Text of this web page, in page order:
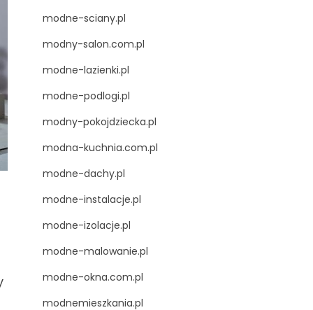
modne-sciany.pl
modny-salon.com.pl
modne-lazienki.pl
modne-podlogi.pl
modny-pokojdziecka.pl
modna-kuchnia.com.pl
modne-dachy.pl
modne-instalacje.pl
modne-izolacje.pl
modne-malowanie.pl
modne-okna.com.pl
modnemieszkania.pl